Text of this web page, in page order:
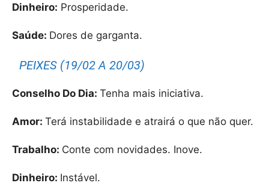
Dinheiro: Prosperidade.
Saúde: Dores de garganta.
PEIXES (19/02 A 20/03)
Conselho Do Dia: Tenha mais iniciativa.
Amor: Terá instabilidade e atrairá o que não quer.
Trabalho: Conte com novidades. Inove.
Dinheiro: Instável.